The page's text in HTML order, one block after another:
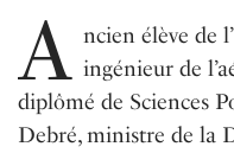
A ncien élève de
ingénieur de
diplômé de Sciences
Debré, ministre de la